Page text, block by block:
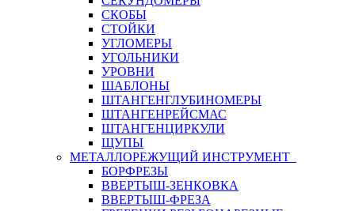
СКОБЫ
СТОЙКИ
УГЛОМЕРЫ
УГОЛЬНИКИ
УРОВНИ
ШАБЛОНЫ
ШТАНГЕНГЛУБИНОМЕРЫ
ШТАНГЕНРЕЙСМАС
ШТАНГЕНЦИРКУЛИ
ЩУПЫ
МЕТАЛЛОРЕЖУЩИЙ ИНСТРУМЕНТ
БОРФРЕЗЫ
ВВЕРТЫШ-ЗЕНКОВКА
ВВЕРТЫШ-ФРЕЗА